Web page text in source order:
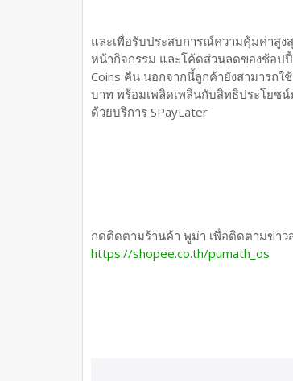
และเพื่อรับประสบการณ์ความคุ้มค่าสูง
หน้ากิจกรรม และโค้ดส่วนลดของช้อป
Coins คืน นอกจากนี้ลูกค้ายังสามารถใ
บาท พร้อมเพลิดเพลินกับสิทธิประโยชน์
ด้วยบริการ SPayLater
กดติดตามร้านค้า พูม่า เพื่อติดตามข่าว
https://shopee.co.th/pumath_os